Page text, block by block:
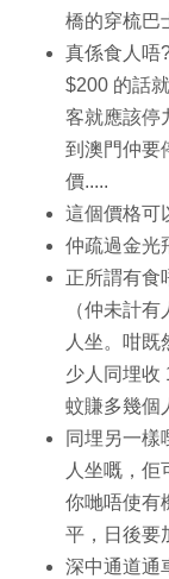
橋的穿梳巴
真係食人唔
$200 的話
客就應該停
到澳門仲要
價.....
這個價格可
仲疏過金光
正所謂有食
（仲未計
人坐。咁
少人同埋收
蚊賺多幾個
同埋另一樣
人坐嘅，
你哋唔使有
平，日後要
深中通道通